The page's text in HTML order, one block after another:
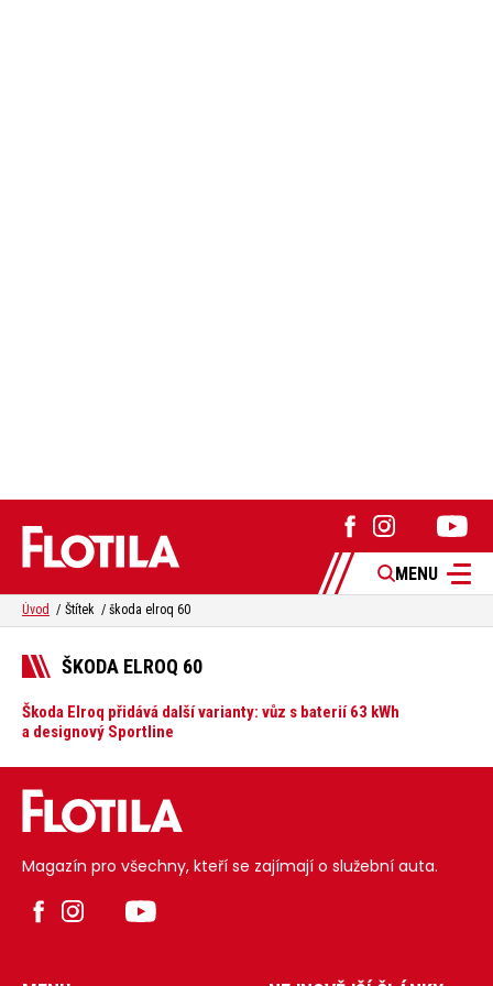
MENU
Úvod Štítek škoda elroq 60
ŠKODA ELROQ 60
Škoda Elroq přidává další varianty: vůz s baterií 63 kWh
a designový Sportline
Magazín pro všechny, kteří se zajímají o služební auta.